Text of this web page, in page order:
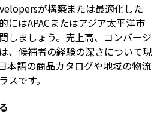
が構築または最適化した
にはAPACまたはアジア太平洋市
しましょう。売上高、コンバージ
、候補者の経験の深さについて現
本語の商品カタログや地域の物流
スです。